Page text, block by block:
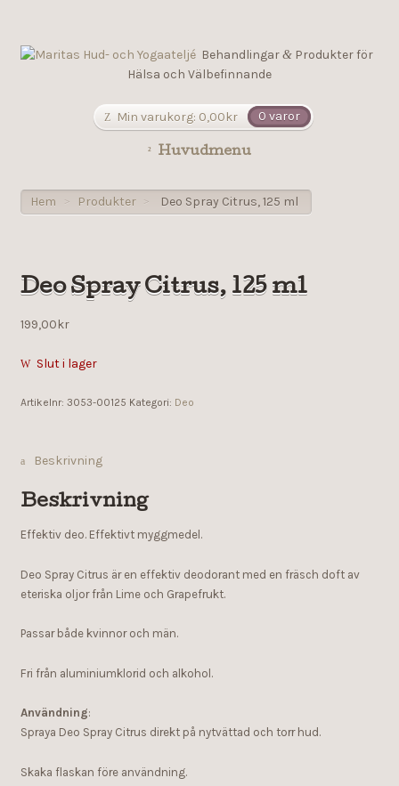
Behandlingar & Produkter för
Hälsa och Välbefinnande
Min varukorg: 0,00kr 0 varor
Huvudmenu
Hem > Produkter > Deo Spray Citrus, 125 ml
Deo Spray Citrus, 125 ml
199,00kr
Slut i lager
Artikelnr: 3053-00125 Kategori: Deo
Beskrivning
Beskrivning
Effektiv deo. Effektivt myggmedel.
Deo Spray Citrus är en effektiv deodorant med en fräsch doft av
eteriska oljor från Lime och Grapefrukt.
Passar både kvinnor och män.
Fri från aluminiumklorid och alkohol.
Användning:
Spraya Deo Spray Citrus direkt på nytvättad och torr hud.
Skaka flaskan före användning.